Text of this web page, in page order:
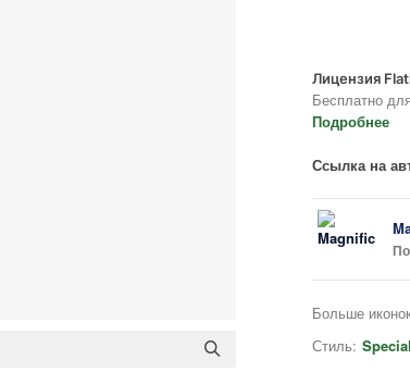
Лицензия
Бесплатно
Подробнее
Ссылка на
Больше
Стиль: